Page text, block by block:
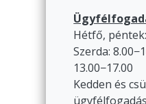
Hétfő,
Szerda:
13.00−17.00
Kedden és